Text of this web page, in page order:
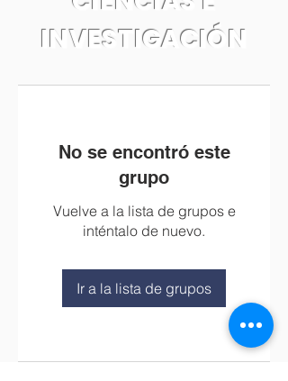
INVESTIGACIÓN
No se encontró este
grupo
Vuelve a la lista de grupos e
inténtalo de nuevo.
Ir a la lista de grupos